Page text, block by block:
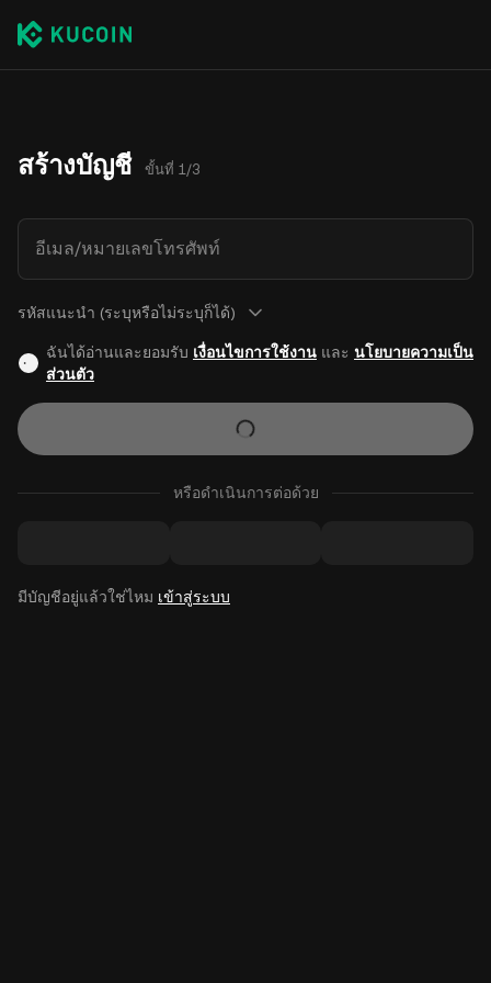
สร้างบัญชี ขั้นที่ 1/3
อีเมล/หมายเลขโทรศัพท์
รหัสแนะนำ (ระบุหรือไม่ระบุก็ได้)
ฉันได้อ่านและยอมรับ เงื่อนไขการใช้งานและ นโยบายความเป็น
ส่วนตัว
หรือดำเนินการต่อด้วย
มีบัญชีอยู่แล้วใช่ไหม เข้าสู่ระบบ